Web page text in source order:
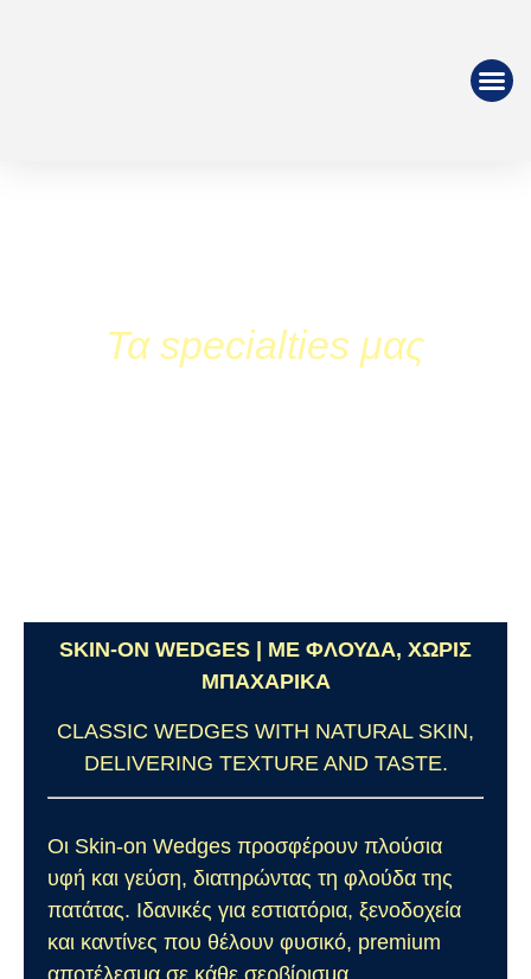
Τα specialties μας
SKIN-ON WEDGES | ΜΕ ΦΛΟΥΔΑ, ΧΩΡΙΣ
ΜΠΑΧΑΡΙΚΑ
CLASSIC WEDGES WITH NATURAL SKIN,
DELIVERING TEXTURE AND TASTE.
Οι Skin-on Wedges προσφέρουν πλούσια
υφή και γεύση, διατηρώντας τη φλούδα της
πατάτας. Ιδανικές για εστιατόρια, ξενοδοχεία
και καντίνες που θέλουν φυσικό, premium